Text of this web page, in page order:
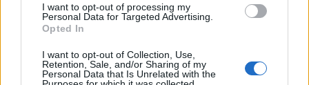
I want to opt-out of processing my
Personal Data for Targeted Advertising.
Opted In
I want to opt-out of Collection, Use,
Retention, Sale, and/or Sharing of my
Personal Data that Is Unrelated with the